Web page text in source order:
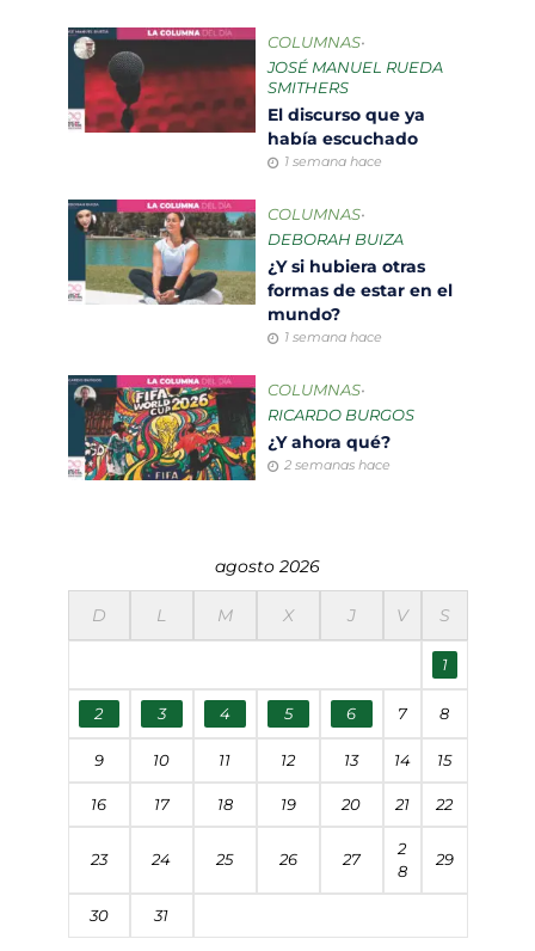
COLUMNAS•
JOSÉ MANUEL RUEDA
SMITHERS
El discurso que ya
había escuchado
1 semana hace
COLUMNAS•
DEBORAH BUIZA
¿Y si hubiera otras
formas de estar en el
mundo?
1 semana hace
COLUMNAS•
RICARDO BURGOS
¿Y ahora qué?
2 semanas hace
agosto 2026
D L M X J V S
1
2 3 4 5 6 7 8
9 10 11 12 13 14 15
16 17 18 19 20 21 22
23 24 25 26 27
2
8
29
30 31